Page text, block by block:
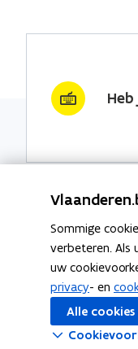
Nieuwsbrief
vraag &
wekelijks
Schrijf je in
Sommige
verbeteren. Als
uw
privacy- en
Alle cookies